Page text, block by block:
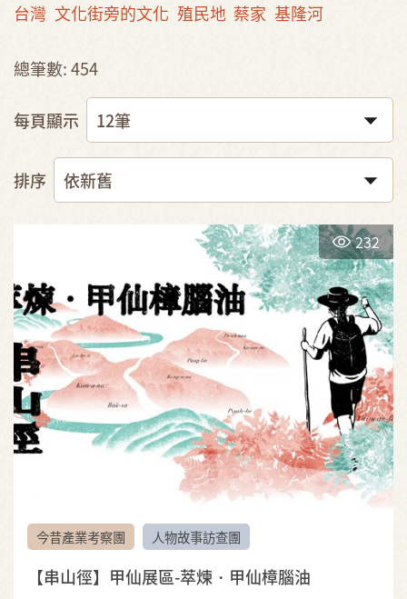
台灣 文化街旁的文化 殖民地 蔡家 基隆河
總筆數: 454
每頁顯示
排序
232
今昔產業考察團 人物故事訪查團
【串山徑】甲仙展區-萃煉・甲仙樟腦油